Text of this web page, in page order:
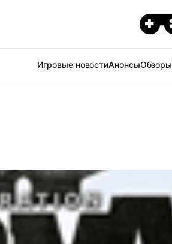
Игровые новостиАнонсыОбзоры